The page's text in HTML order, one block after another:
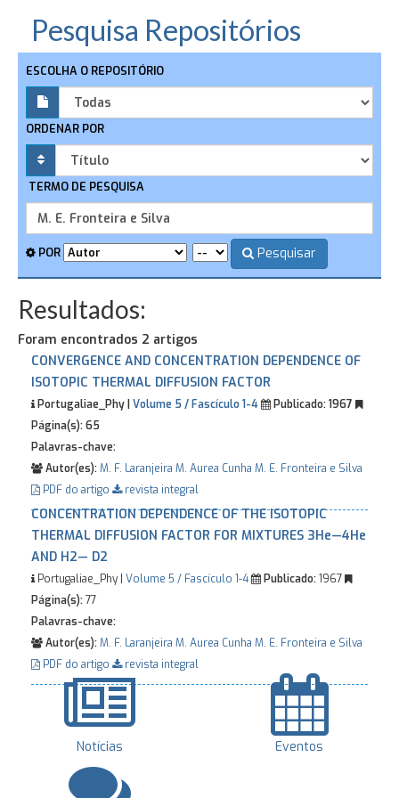
Pesquisa Repositórios
ESCOLHA O REPOSITÓRIO
ORDENAR POR
TERMO DE PESQUISA
POR Pesquisar
Resultados:
Foram encontrados 2 artigos
CONVERGENCE AND CONCENTRATION DEPENDENCE OF
ISOTOPIC THERMAL DIFFUSION FACTOR
Portugaliae_Phy | Volume 5 / Fascículo 1-4 Publicado:1967
Página(s):65
Palavras-chave:
Autor(es):M. F. Laranjeira M. Aurea Cunha M. E. Fronteira e Silva
PDF do artigo
revista integral
CONCENTRATION DEPENDENCE OF THE ISOTOPIC
THERMAL DIFFUSION FACTOR FOR MIXTURES 3He—4He
AND H2— D2
Portugaliae_Phy | Volume 5 / Fascículo 1-4 Publicado:1967
Página(s):77
Palavras-chave:
Autor(es):M. F. Laranjeira M. Aurea Cunha M. E. Fronteira e Silva
PDF do artigo
revista integral
Notícias Eventos